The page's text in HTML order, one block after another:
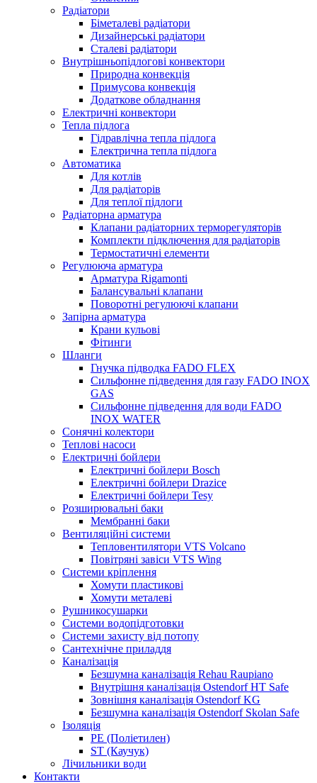
Радіатори
Біметалеві радіатори
Дизайнерські радіатори
Сталеві радіатори
Внутрішньопідлогові конвектори
Природна конвекція
Примусова конвекція
Додаткове обладнання
Електричні конвектори
Тепла підлога
Гідравлічна тепла підлога
Електрична тепла підлога
Автоматика
Для котлів
Для радіаторів
Для теплої підлоги
Радіаторна арматура
Клапани радіаторних терморегуляторів
Комплекти підключення для радіаторів
Термостатичні елементи
Регулююча арматура
Арматура Rigamonti
Балансувальні клапани
Поворотні регулюючі клапани
Запірна арматура
Крани кульові
Фітинги
Шланги
Гнучка підводка FADO FLEX
Сильфонне підведення для газу FADO INOX
GAS
Сильфонне підведення для води FADO
INOX WATER
Сонячні колектори
Теплові насоси
Електричні бойлери
Електричні бойлери Bosch
Електричні бойлери Drazice
Електричні бойлери Tesy
Розширювальні баки
Мембранні баки
Вентиляційні системи
Тепловентилятори VTS Volcano
Повітряні завіси VTS Wing
Системи кріплення
Хомути пластикові
Хомути металеві
Рушникосушарки
Системи водопідготовки
Системи захисту від потопу
Сантехнічне приладдя
Каналізація
Безшумна каналізація Rehau Raupiano
Внутрішня каналізація Ostendorf HT Safe
Зовнішня каналізація Ostendorf KG
Безшумна каналізація Ostendorf Skolan Safe
Ізоляція
PE (Поліетилен)
ST (Каучук)
Лічильники води
Контакти